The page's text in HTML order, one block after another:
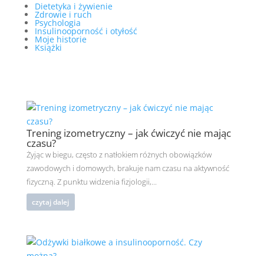
Dietetyka i żywienie
Zdrowie i ruch
Psychologia
Insulinooporność i otyłość
Moje historie
Książki
Trening izometryczny – jak ćwiczyć nie mając
czasu?
Żyjąc w biegu, często z natłokiem różnych obowiązków
zawodowych i domowych, brakuje nam czasu na aktywność
fizyczną. Z punktu widzenia fizjologii,...
czytaj dalej